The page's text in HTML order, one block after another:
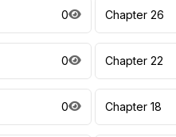
0 Chapter 26
0 Chapter 22
0 Chapter 18